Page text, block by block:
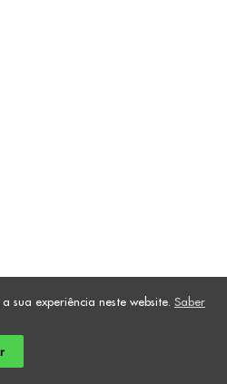
sua experiência neste website. Saber